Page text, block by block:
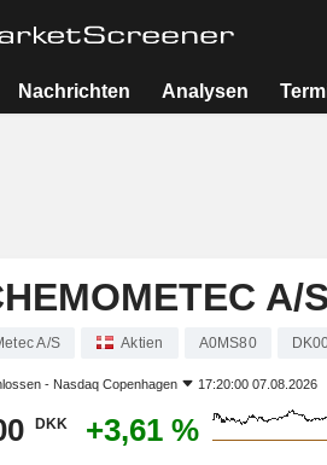
Nachrichten Analysen
A/S
A/S Aktien A0MS80
- Nasdaq Copenhagen 17:20:00 07.08.2026
DKK +3,61 %